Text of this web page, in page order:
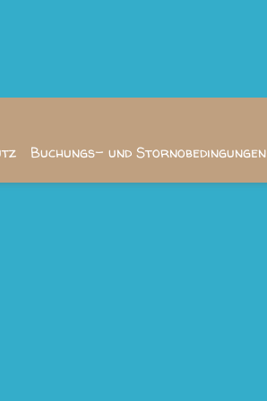
Buchungs- und Stornobedingungen